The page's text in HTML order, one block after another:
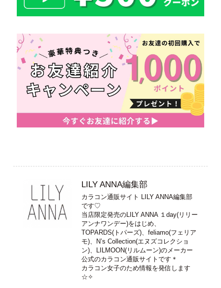
LILY ANNA編集部
カラコン通販サイト LILY ANNA編集部
です♡
当店限定発売のLILY ANNA １day(リリー
アンナワンデー)をはじめ、
TOPARDS(トパーズ)、feliamo(フェリア
モ)、N’s Collection(エヌズコレクショ
ン)、LILMOON(リルムーン)のメーカー
公式のカラコン通販サイトです＊
カラコン女子のため情報を発信します
☆✧